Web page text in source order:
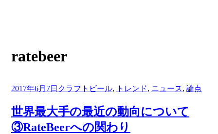
タグ
:
ratebeer
投
日:
2017年6月7日 クラフトビール, トレンド, ニュース, 論点
世界最大手の最近の動向について
③RateBeerへの関わり